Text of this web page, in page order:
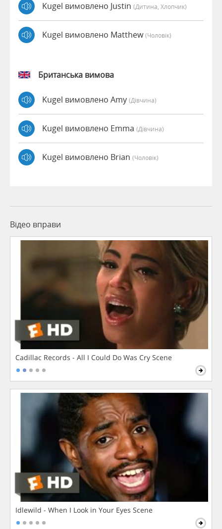
Kugel вимовлено Justin (дитина, Хлопчик)
Kugel вимовлено Matthew(чоловік)
Британська вимова
Kugel вимовлено Amy (дівчина)
Kugel вимовлено Emma (дівчина)
Kugel вимовлено Brian (чоловік)
Відео вправи
Cadillac Records - All I Could Do Was Cry Scene
Idlewild - When I Look in Your Eyes Scene